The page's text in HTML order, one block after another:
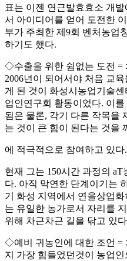
표는 이젠 연근발효효소 개
서 아이디어를 얻어 도전한
부가 주최한 제9회 벤처농업
하기도 했다.
◇수출을 위한 쉼없는 도전 =
2006년이 되어서야 처음 교
게 된 것이 화성시농업기술
업인연구회 활동이었다. 이
됨은 물론, 각기 다른 작목을
는 것이 큰 힘이 된다는 것을
에 적극적으로 참여하고 있다.
현재 그는 150시간 과정의
다. 아직 막연한 단계이기는
기 화성 지역에서 연을상업
는 유일한 농가로서 자리를
위해 차근차근 길을 닦고 있
◇예비 귀농인에 대한 조언 =
지 가장 힘들었던것이 농업